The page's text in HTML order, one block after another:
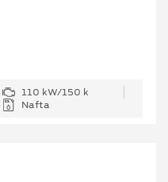
110 kW/150 k
Nafta